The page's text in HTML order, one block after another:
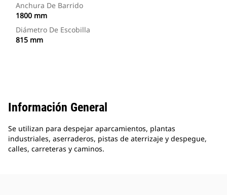
Anchura De Barrido
1800 mm
Diámetro De Escobilla
815 mm
Información General
Se utilizan para despejar aparcamientos, plantas
industriales, aserraderos, pistas de aterrizaje y despegue,
calles, carreteras y caminos.